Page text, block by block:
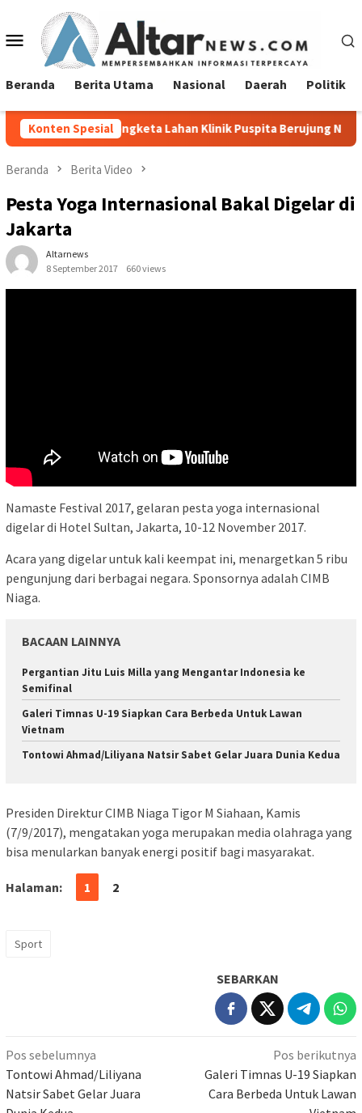
konten Menu
Mobile
Beranda Berita Utama Nasional Daerah Politik
Konten Spesial
Lahan Klinik Puspita Berujung NO Sambut Hari
Beranda Berita Video
Pesta Yoga Internasional Bakal Digelar di
Jakarta
Altarnews
8 September 2017
660 views
Namaste Festival 2017, gelaran pesta yoga internasional
digelar di Hotel Sultan, Jakarta, 10-12 November 2017.
Acara yang digelar untuk kali keempat ini, menargetkan 5 ribu
pengunjung dari berbagai negara. Sponsornya adalah CIMB
Niaga.
BACAAN LAINNYA
Pergantian Jitu Luis Milla yang Mengantar Indonesia ke
Semifinal
Galeri Timnas U-19 Siapkan Cara Berbeda Untuk Lawan
Vietnam
Tontowi Ahmad/Liliyana Natsir Sabet Gelar Juara Dunia Kedua
Presiden Direktur CIMB Niaga Tigor M Siahaan, Kamis
(7/9/2017), mengatakan yoga merupakan media olahraga yang
bisa menularkan banyak energi positif bagi masyarakat.
Halaman: 1 2
Sport
SEBARKAN
Navigasi
pos
Pos sebelumnya
Tontowi Ahmad/Liliyana
Natsir Sabet Gelar Juara
Pos berikutnya
Galeri Timnas U-19 Siapkan
Cara Berbeda Untuk Lawan